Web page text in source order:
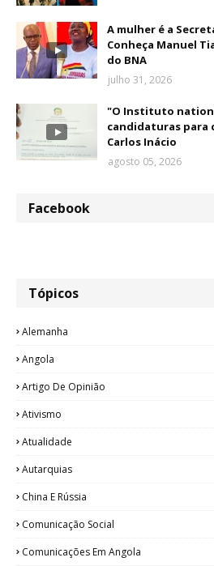
A mulher é a
Conheça Manuel
do BNA
julho 31, 2026
"O Instituto
candidaturas para
Carlos Inácio
agosto 05, 2026
Facebook
Tópicos
Alemanha
Angola
Artigo De Opinião
Ativismo
Atualidade
Autarquias
China E Rússia
Comunicação Social
Comunicações Em Angola